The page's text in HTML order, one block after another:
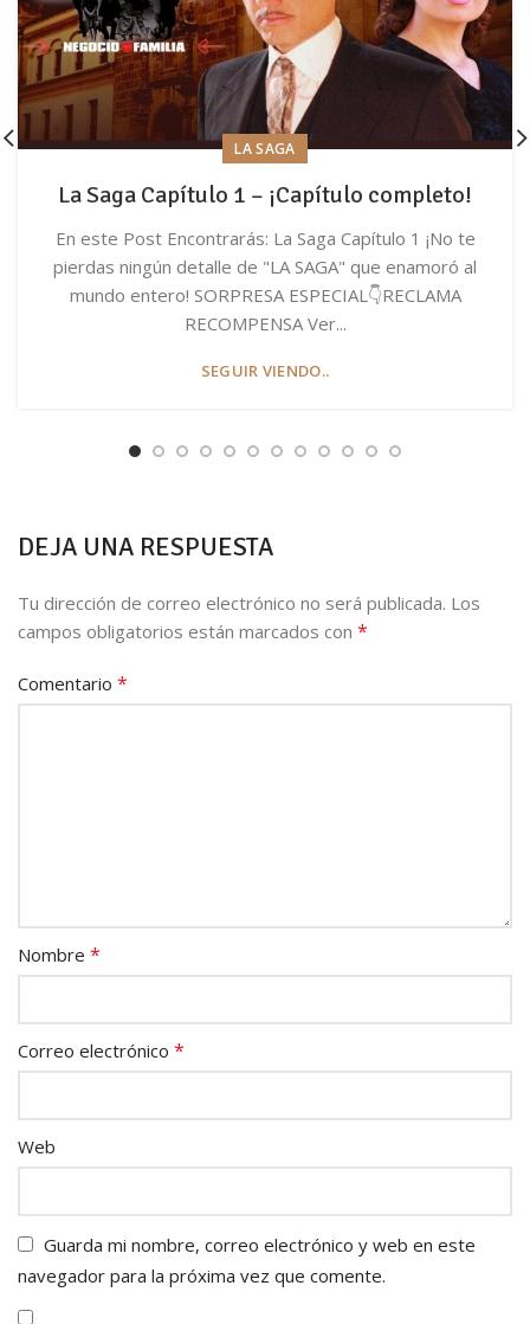
LA SAGA
La Saga Capítulo 1 – ¡Capítulo completo!
En este Post Encontrarás: La Saga Capítulo 1 ¡No te
pierdas ningún detalle de "LA SAGA" que enamoró al
mundo entero! SORPRESA ESPECIAL👇RECLAMA
RECOMPENSA Ver...
SEGUIR VIENDO..
DEJA UNA RESPUESTA
Tu dirección de correo electrónico no será publicada. Los
campos obligatorios están marcados con *
Comentario *
Nombre *
Correo electrónico *
Web
Guarda mi nombre, correo electrónico y web en este
navegador para la próxima vez que comente.